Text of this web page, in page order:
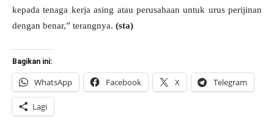
kepada tenaga kerja asing atau perusahaan untuk urus perijinan
dengan benar,” terangnya. (sta)
Bagikan ini:
WhatsApp Facebook X Telegram
Lagi